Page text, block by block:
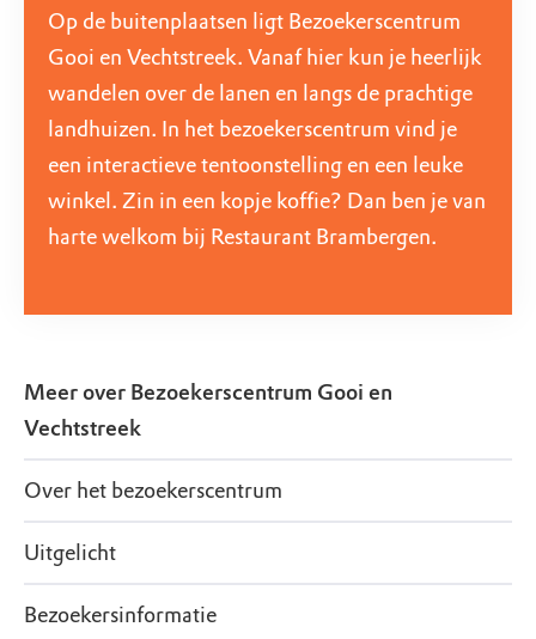
Op de buitenplaatsen ligt Bezoekerscentrum
Gooi en Vechtstreek. Vanaf hier kun je heerlijk
wandelen over de lanen en langs de prachtige
landhuizen. In het bezoekerscentrum vind je
een interactieve tentoonstelling en een leuke
winkel. Zin in een kopje koffie? Dan ben je van
harte welkom bij Restaurant Brambergen.
Meer over Bezoekerscentrum Gooi en
Vechtstreek
Over het bezoekerscentrum
Uitgelicht
Bezoekersinformatie